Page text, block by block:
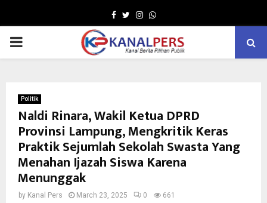
Facebook
TwitterInstagram
Whatsapp
PRIMARY
Politik
Naldi Rinara, Wakil Ketua DPRD
Provinsi Lampung, Mengkritik Keras
Praktik Sejumlah Sekolah Swasta Yang
Menahan Ijazah Siswa Karena
Menunggak
by Kanal Pers March 23, 2025 0 661